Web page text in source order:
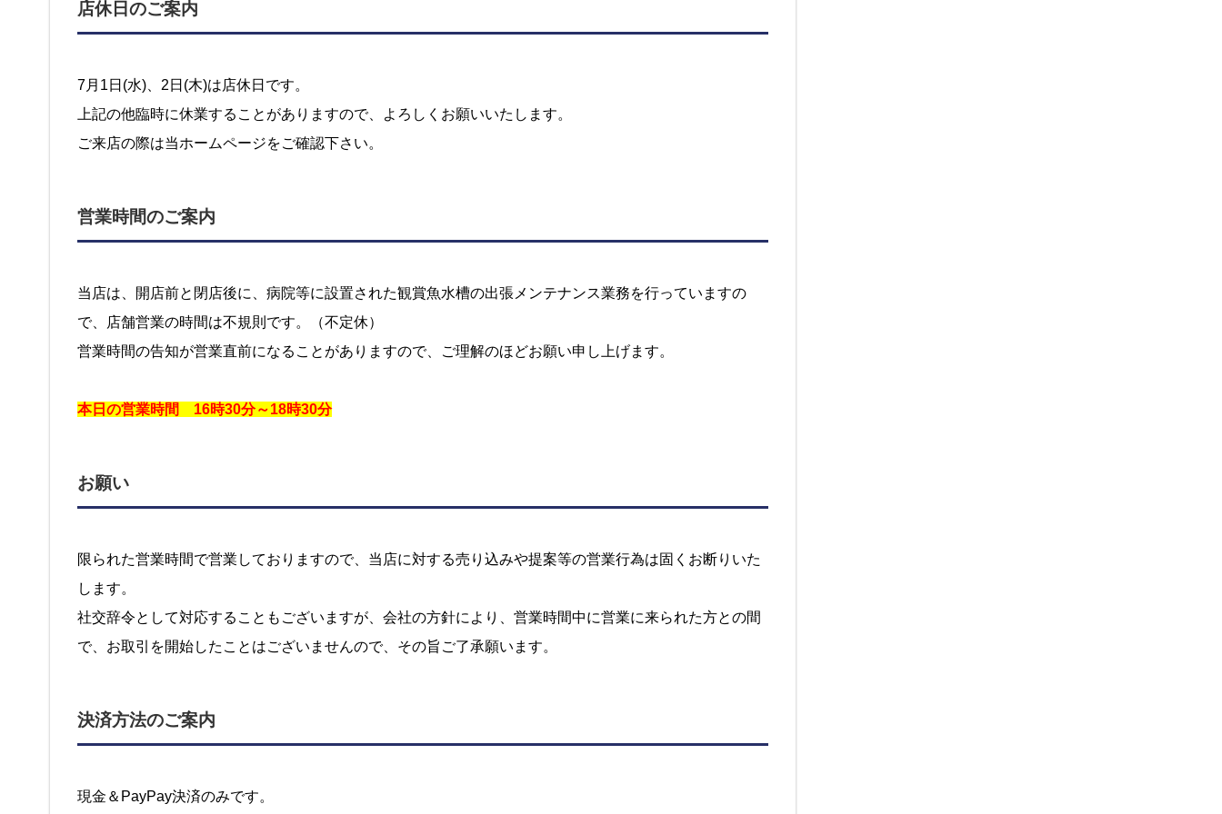
店休日のご案内
7月1日(水)、2日(木)は店休日です。
上記の他臨時に休業することがありますので、よろしくお願いいたします。
ご来店の際は当ホームページをご確認下さい。
営業時間のご案内
当店は、開店前と閉店後に、病院等に設置された観賞魚水槽の出張メンテナンス業務を行っていますの
で、店舗営業の時間は不規則です。（不定休）
営業時間の告知が営業直前になることがありますので、ご理解のほどお願い申し上げます。
本日の営業時間 16時30分～18時30分
お願い
限られた営業時間で営業しておりますので、当店に対する売り込みや提案等の営業行為は固くお断りいた
します。
社交辞令として対応することもございますが、会社の方針により、営業時間中に営業に来られた方との間
で、お取引を開始したことはございませんので、その旨ご了承願います。
決済方法のご案内
現金＆PayPay決済のみです。